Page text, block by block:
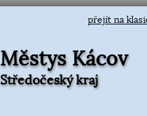
přejít na
Městys Kácov
Středočeský kraj